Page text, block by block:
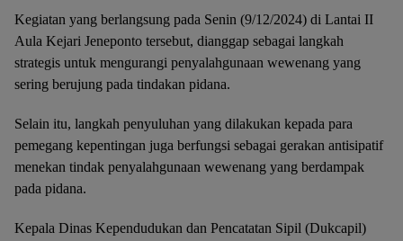
Kegiatan yang berlangsung pada Senin (9/12/2024) di Lantai II
Aula Kejari Jeneponto tersebut, dianggap sebagai langkah
strategis untuk mengurangi penyalahgunaan wewenang yang
sering berujung pada tindakan pidana.
Selain itu, langkah penyuluhan yang dilakukan kepada para
pemegang kepentingan juga berfungsi sebagai gerakan antisipatif
menekan tindak penyalahgunaan wewenang yang berdampak
pada pidana.
Kepala Dinas Kependudukan dan Pencatatan Sipil (Dukcapil)